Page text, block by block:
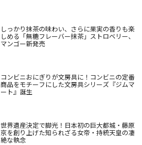
しっかり抹茶の味わい、さらに果実の香りも楽
しめる「無糖フレーバー抹茶」ストロベリー、
マンゴー新発売
コンビニおにぎりが文房具に！コンビニの定番
商品をモチーフにした文房具シリーズ『ジムマ
ート』誕生
世界遺産決定で脚光！日本初の巨大都城・藤原
京を創り上げた知られざる女帝・持統天皇の凄
絶な執念